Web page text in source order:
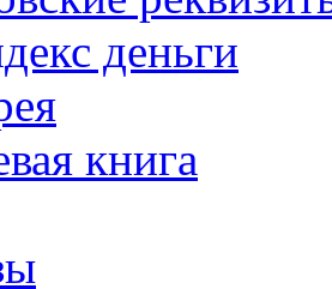
деньги
книга